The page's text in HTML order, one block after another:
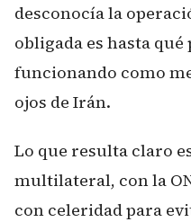
desconocía la
obligada es hasta
funcionando como
ojos de Irán.
Lo que resulta claro
multilateral, con la
con celeridad para